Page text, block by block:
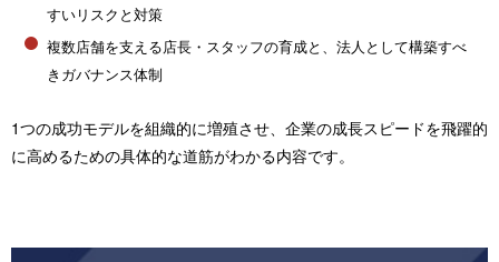
すいリスクと対策
複数店舗を支える店長・スタッフの育成と、法人として構築すべ
きガバナンス体制
1つの成功モデルを組織的に増殖させ、企業の成長スピードを飛躍的
に高めるための具体的な道筋がわかる内容です。